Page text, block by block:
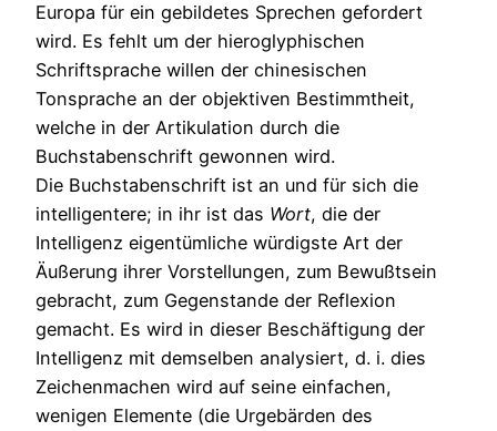
Europa für ein gebildetes Sprechen gefordert
wird. Es fehlt um der hieroglyphischen
Schriftsprache willen der chinesischen
Tonsprache an der objektiven Bestimmtheit,
welche in der Artikulation durch die
Buchstabenschrift gewonnen wird.
Die Buchstabenschrift ist an und für sich die
intelligentere; in ihr ist das Wort, die der
Intelligenz eigentümliche würdigste Art der
Äußerung ihrer Vorstellungen, zum Bewußtsein
gebracht, zum Gegenstande der Reflexion
gemacht. Es wird in dieser Beschäftigung der
Intelligenz mit demselben analysiert, d. i. dies
Zeichenmachen wird auf seine einfachen,
wenigen Elemente (die Urgebärden des